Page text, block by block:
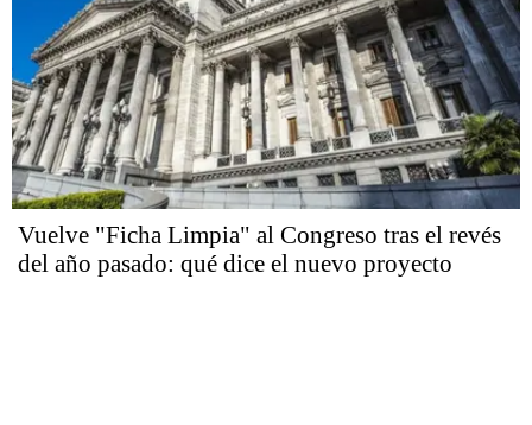
Vuelve "Ficha Limpia" al Congreso tras el revés
del año pasado: qué dice el nuevo proyecto